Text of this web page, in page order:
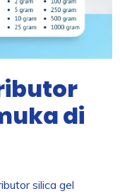
di
silica gel